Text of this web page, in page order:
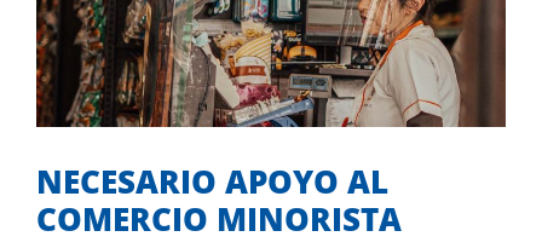
NECESARIO APOYO AL COMERCIO
MINORISTA
Co-autor en iniciativas
NECESARIO APOYO AL
COMERCIO MINORISTA